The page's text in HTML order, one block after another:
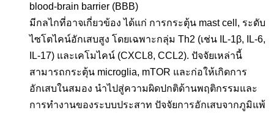
blood-brain barrier (BBB)
มีกลไกที่อาจเกี่ยวข้อง ได้แก่ การกระตุ้น mast cell, ระดับ
ไซโตไคน์อักเสบสูง โดยเฉพาะกลุ่ม Th2 (เช่น IL-1β, IL-6,
IL-17) และเคโมไคน์ (CXCL8, CCL2). ปัจจัยเหล่านี้
สามารถกระตุ้น microglia, mTOR และก่อให้เกิดการ
อักเสบในสมอง นำไปสู่ความผิดปกติด้านพฤติกรรมและ
การทำงานของระบบประสาท ปัจจัยการอักเสบจากภูมิแพ้